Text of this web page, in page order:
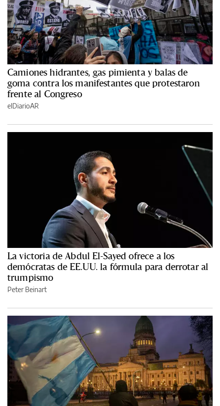
Camiones hidrantes, gas pimienta y balas de
goma contra los manifestantes que protestaron
frente al Congreso
elDiarioAR
La victoria de Abdul El-Sayed ofrece a los
demócratas de EE.UU. la fórmula para derrotar al
trumpismo
Peter Beinart